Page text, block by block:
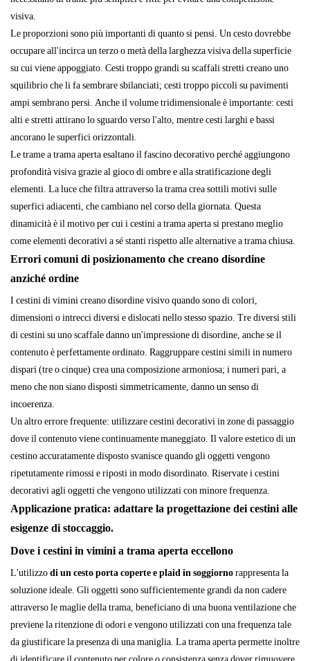
visiva.
Le proporzioni sono più importanti di quanto si pensi. Un cesto dovrebbe
occupare all'incirca un terzo o metà della larghezza visiva della superficie
su cui viene appoggiato. Cesti troppo grandi su scaffali stretti creano uno
squilibrio che li fa sembrare sbilanciati; cesti troppo piccoli su pavimenti
ampi sembrano persi. Anche il volume tridimensionale è importante: cesti
alti e stretti attirano lo sguardo verso l'alto, mentre cesti larghi e bassi
ancorano le superfici orizzontali.
Le trame a trama aperta esaltano il fascino decorativo perché aggiungono
profondità visiva grazie al gioco di ombre e alla stratificazione degli
elementi. La luce che filtra attraverso la trama crea sottili motivi sulle
superfici adiacenti, che cambiano nel corso della giornata. Questa
dinamicità è il motivo per cui i cestini a trama aperta si prestano meglio
come elementi decorativi a sé stanti rispetto alle alternative a trama chiusa.
Errori comuni di posizionamento che creano disordine
anziché ordine
I cestini di vimini creano disordine visivo quando sono di colori,
dimensioni o intrecci diversi e dislocati nello stesso spazio. Tre diversi stili
di cestini su uno scaffale danno un'impressione di disordine, anche se il
contenuto è perfettamente ordinato. Raggruppare cestini simili in numero
dispari (tre o cinque) crea una composizione armoniosa; i numeri pari, a
meno che non siano disposti simmetricamente, danno un senso di
incoerenza.
Un altro errore frequente: utilizzare cestini decorativi in ​​zone di passaggio
dove il contenuto viene continuamente maneggiato. Il valore estetico di un
cestino accuratamente disposto svanisce quando gli oggetti vengono
ripetutamente rimossi e riposti in modo disordinato. Riservate i cestini
decorativi agli oggetti che vengono utilizzati con minore frequenza.
Applicazione pratica: adattare la progettazione dei cestini alle
esigenze di stoccaggio.
Dove i cestini in vimini a trama aperta eccellono
L'utilizzodi un cesto porta coperte e plaid in soggiornorappresenta la
soluzione ideale. Gli oggetti sono sufficientemente grandi da non cadere
attraverso le maglie della trama, beneficiano di una buona ventilazione che
previene la ritenzione di odori e vengono utilizzati con una frequenza tale
da giustificare la presenza di una maniglia. La trama aperta permette inoltre